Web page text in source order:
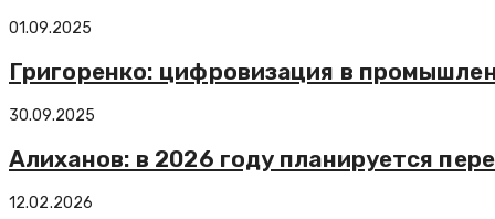
01.09.2025
Григоренко: цифровизация в
30.09.2025
Алиханов: в 2026 году планируется
12.02.2026